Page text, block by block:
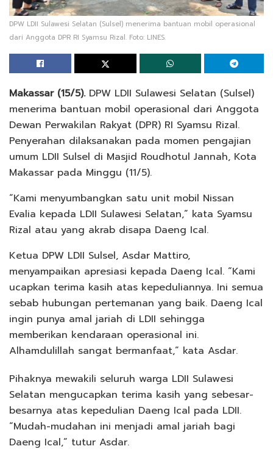
DPW LDII Sulawesi Selatan (Sulsel) menerima bantuan mobil operasional
dari Anggota DPR RI Syamsu Rizal. Foto: LINES.
Makassar (15/5).DPW LDII Sulawesi Selatan (Sulsel)
menerima bantuan mobil operasional dari Anggota
Dewan Perwakilan Rakyat (DPR) RI Syamsu Rizal.
Penyerahan dilaksanakan pada momen pengajian
umum LDII Sulsel di Masjid Roudhotul Jannah, Kota
Makassar pada Minggu (11/5).
“Kami menyumbangkan satu unit mobil Nissan
Evalia kepada LDII Sulawesi Selatan,” kata Syamsu
Rizal atau yang akrab disapa Daeng Ical.
Ketua DPW LDII Sulsel, Asdar Mattiro,
menyampaikan apresiasi kepada Daeng Ical. “Kami
ucapkan terima kasih atas kepeduliannya. Ini semua
sebab hubungan pertemanan yang baik. Daeng Ical
ingin punya amal jariah di LDII sehingga
memberikan kendaraan operasional ini.
Alhamdulillah sangat bermanfaat,” kata Asdar.
Pihaknya mewakili seluruh warga LDII Sulawesi
Selatan mengucapkan terima kasih yang sebesar-
besarnya atas kepedulian Daeng Ical pada LDII.
“Mudah-mudahan ini menjadi amal jariah bagi
Daeng Ical,” tutur Asdar.